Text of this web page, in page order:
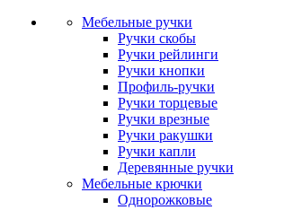
Мебельные ручки
Ручки скобы
Ручки рейлинги
Ручки кнопки
Профиль-ручки
Ручки торцевые
Ручки врезные
Ручки ракушки
Ручки капли
Деревянные ручки
Мебельные крючки
Однорожковые